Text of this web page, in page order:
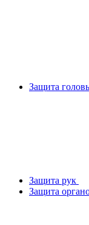
Защита
Защита рук
Защита